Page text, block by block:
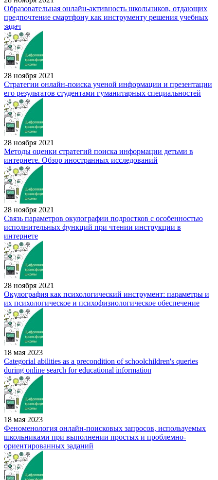
Образовательная онлайн-активность школьников, отдающих
предпочтение смартфону как инструменту решения учебных
задач
28 ноября 2021
Стратегии онлайн-поиска ученой информации и презентации
его результатов студентами гуманитарных специальностей
28 ноября 2021
Методы оценки стратегий поиска информации детьми в
интернете. Обзор иностранных исследований
28 ноября 2021
Связь параметров окулографии подростков с особенностью
исполнительных функций при чтении инструкции в
интернете
28 ноября 2021
Окулография как психологический инструмент: параметры и
их психологическое и психофизиологическое обеспечение
18 мая 2023
Categorial abilities as a precondition of schoolchildren's queries
during online search for educational information
18 мая 2023
Феноменология онлайн-поисковых запросов, используемых
школьниками при выполнении простых и проблемно-
ориентированных заданий